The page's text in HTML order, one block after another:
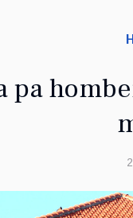
pa